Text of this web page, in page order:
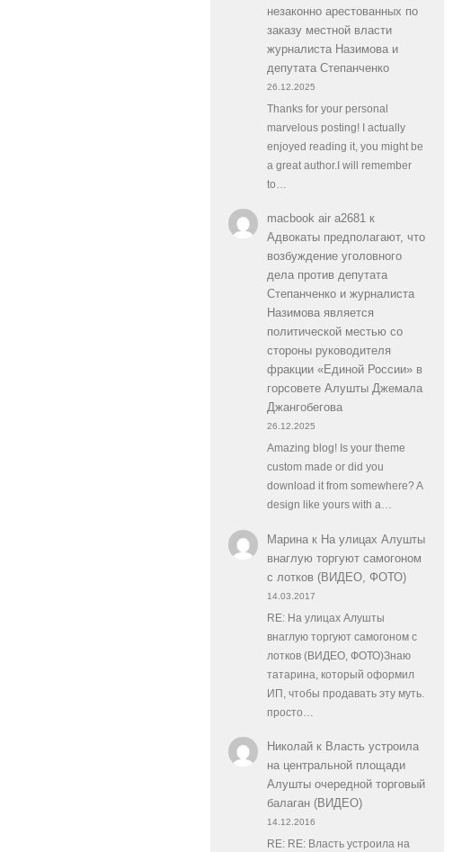
незаконно арестованных по
заказу местной власти
журналиста Назимова и
депутата Степанченко
26.12.2025
Thanks for your personal
marvelous posting! I actually
enjoyed reading it, you might be
a great author.I will remember
to…
macbook air a2681к
Адвокаты предполагают, что
возбуждение уголовного
дела против депутата
Степанченко и журналиста
Назимова является
политической местью со
стороны руководителя
фракции «Единой России» в
горсовете Алушты Джемала
Джангобегова
26.12.2025
Amazing blog! Is your theme
custom made or did you
download it from somewhere? A
design like yours with a…
Маринак На улицах Алушты
внаглую торгуют самогоном
с лотков (ВИДЕО, ФОТО)
14.03.2017
RE: На улицах Алушты
внаглую торгуют самогоном с
лотков (ВИДЕО, ФОТО)Знаю
татарина, который оформил
ИП, чтобы продавать эту муть.
просто…
Николайк Власть устроила
на центральной площади
Алушты очередной торговый
балаган (ВИДЕО)
14.12.2016
RE: RE: Власть устроила на